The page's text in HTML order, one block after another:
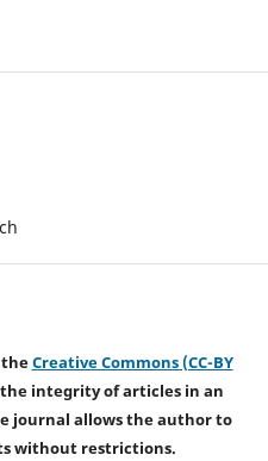
theCreative Commons (CC-BY
integrity of articles in an
journal allows the author to
without restrictions.